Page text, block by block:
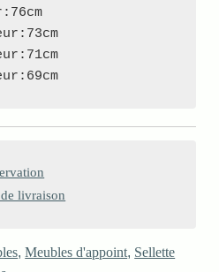
livraison
,Meubles d'appoint, Sellette